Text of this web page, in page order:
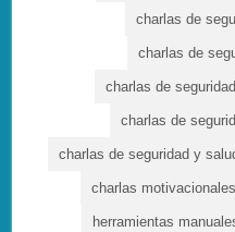
charlas de
charlas de
charlas de
charlas de
charlas de seguridad y
charlas motivacionales
herramientas